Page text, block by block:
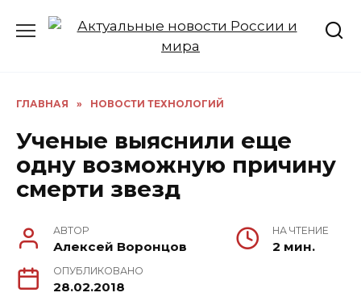
ГЛАВНАЯ » НОВОСТИ ТЕХНОЛОГИЙ
Ученые выяснили еще
одну возможную причину
смерти звезд
АВТОР
Алексей Воронцов
НА ЧТЕНИЕ
2 мин.
ОПУБЛИКОВАНО
28.02.2018